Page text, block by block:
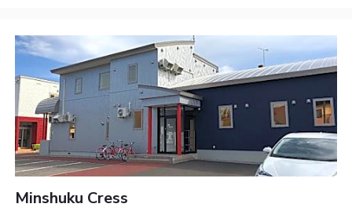
Minshuku Cress